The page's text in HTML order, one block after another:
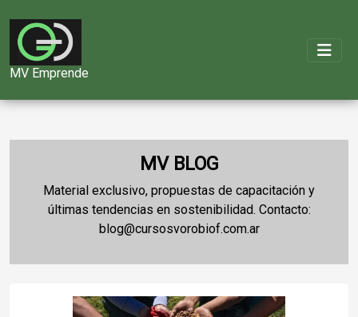
MV Emprende
MV BLOG
Material exclusivo, propuestas de capacitación y
últimas tendencias en sostenibilidad. Contacto:
blog@cursosvorobiof.com.ar